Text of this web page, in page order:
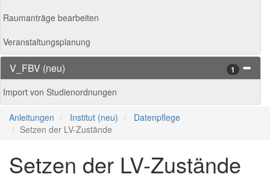
Raumanträge bearbeiten
Veranstaltungsplanung
V_FBV (neu) 1
Import von Studienordnungen
Anleitungen Institut (neu)
Datenpflege
Setzen der LV-Zustände
Setzen der LV-Zustände